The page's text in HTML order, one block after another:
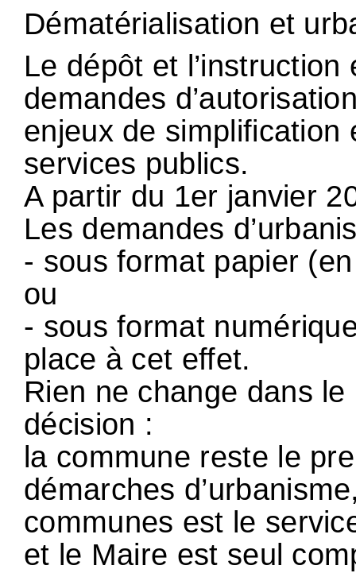
Dématérialisation et
Le dépôt et
demandes
enjeux de simplification
services publics.
A partir du 1er janvier
Les demandes
- sous format papier
ou
- sous format
place à cet effet.
Rien ne change dans
décision :
la commune reste le
démarches
communes est le
et le Maire est seul